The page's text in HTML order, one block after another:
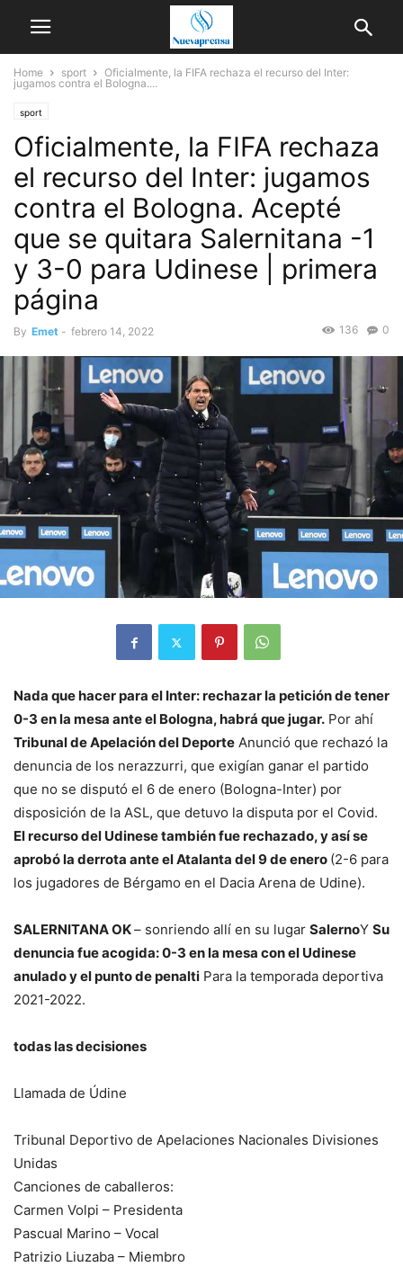
Home sport
Oficialmente, la FIFA rechaza el recurso del Inter:
jugamos contra el Bologna....
sport
Oficialmente, la FIFA rechaza
el recurso del Inter: jugamos
contra el Bologna. Acepté
que se quitara Salernitana -1
y 3-0 para Udinese | primera
página
By Emet - febrero 14, 2022 0
136
Nada que hacer para el Inter: rechazar la petición de tener
0-3 en la mesa ante el Bologna, habrá que jugar. Por ahí
Tribunal de Apelación del Deporte Anunció que rechazó la
denuncia de los nerazzurri, que exigían ganar el partido
que no se disputó el 6 de enero (Bologna-Inter) por
disposición de la ASL, que detuvo la disputa por el Covid.
El recurso del Udinese también fue rechazado, y así se
aprobó la derrota ante el Atalanta del 9 de enero (2-6 para
los jugadores de Bérgamo en el Dacia Arena de Udine).
SALERNITANA OK– sonriendo allí en su lugar SalernoY Su
denuncia fue acogida: 0-3 en la mesa con el Udinese
anulado y el punto de penalti Para la temporada deportiva
2021-2022.
todas las decisiones
Llamada de Údine
Tribunal Deportivo de Apelaciones Nacionales Divisiones
Unidas
Canciones de caballeros:
Carmen Volpi – Presidenta
Pascual Marino – Vocal
Patrizio Liuzaba – Miembro